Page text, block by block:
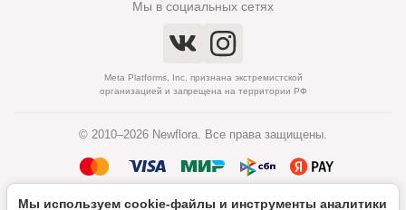
Мы в социальных сетях
Meta Platforms, Inc. признана экстремистской
организацией и запрещена на территории РФ
© 2010–2026 Newflora. Все права защищены.
Мы используем cookie‑файлы и инструменты аналитики